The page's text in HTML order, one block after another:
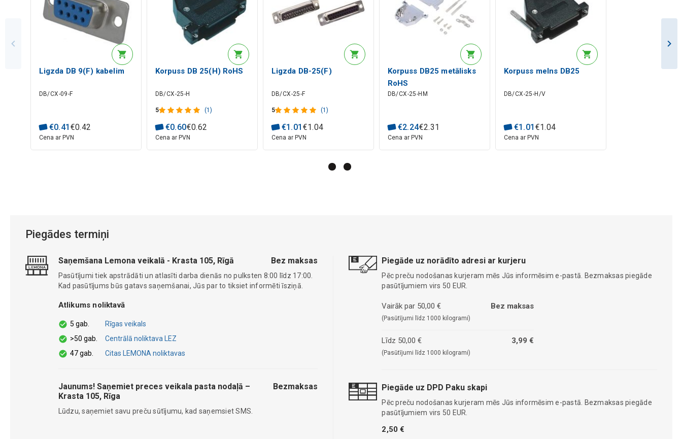
Ligzda DB 9(F) kabelim
DB/CX-09-F
€0.41 €0.42
Cena ar PVN
Korpuss DB 25(H) RoHS
DB/CX-25-H
5 (1)
€0.60€0.62
Cena ar PVN
Ligzda DB-25(F)
DB/CX-25-F
5 (1)
€1 .01 €1.04
Cena ar PVN
Korpuss DB25 metālisks
RoHS
DB/CX-25-HM
€2.24€2.31
Cena ar PVN
Korpuss melns DB25
DB/CX-25-H/V
€1 .01 €1.04
Cena ar PVN
Piegādes termiņi
Saņemšana Lemona veikalā - Krasta 105, Rīgā Bez maksas
Pasūtījumi tiek apstrādāti un atlasīti darba dienās no pulksten 8:00 līdz 17:00.
Kad pasūtījums būs gatavs saņemšanai, Jūs par to tiksiet informēti īsziņā.
Atlikums noliktavā
5 gab.
Rīgas veikals
>50 gab.
Centrālā noliktava LEZ
47 gab.
Citas LEMONA noliktavas
Jaunums! Saņemiet preces veikala pasta nodaļā –
Krasta 105, Rīga
Bezmaksas
Lūdzu, saņemiet savu preču sūtījumu, kad saņemsiet SMS.
Piegāde uz norādīto adresi ar kurjeru
Pēc preču nodošanas kurjeram mēs Jūs informēsim e-pastā. Bezmaksas piegāde
pasūtījumiem virs 50 EUR.
Vairāk par 50,00 €
(Pasūtījumi līdz 1000 kilogrami)
Bez maksas
Līdz 50,00 €
(Pasūtījumi līdz 1000 kilogrami)
3,99 €
Piegāde uz DPD Paku skapi
Pēc preču nodošanas kurjeram mēs Jūs informēsim e-pastā. Bezmaksas piegāde
pasūtījumiem virs 50 EUR.
2,50 €